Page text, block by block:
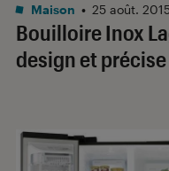
Bouilloire Inox
design et précise
Maison • 25 août.